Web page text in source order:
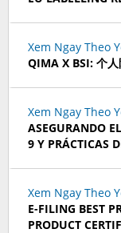
Xem Ngay Theo
QIMA X BSI: 个
Xem Ngay Theo
ASEGURANDO
9 Y PRÁCTICAS
Xem Ngay Theo
E-FILING BEST
PRODUCT